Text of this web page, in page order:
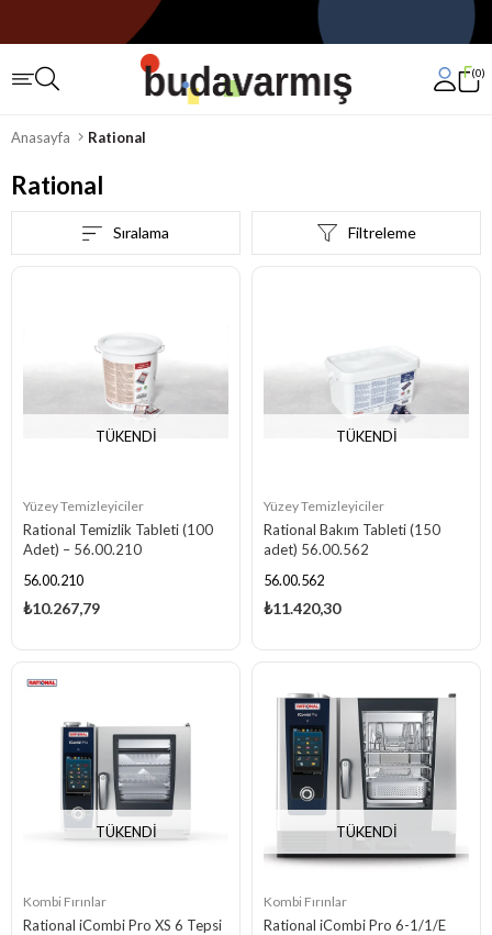
0
Anasayfa Rational
Rational
Filtreleme
Sıralama
TÜKENDI
Yüzey Temizleyiciler
Rational Temizlik Tableti (100
Adet) – 56.00.210
56.00.210
₺10.267,79
TÜKENDI
Yüzey Temizleyiciler
Rational Bakım Tableti (150
adet) 56.00.562
56.00.562
₺11.420,30
TÜKENDI
Kombi Fırınlar
Rational iCombi Pro XS 6 Tepsi
TÜKENDI
Kombi Fırınlar
Rational iCombi Pro 6-1/1/E